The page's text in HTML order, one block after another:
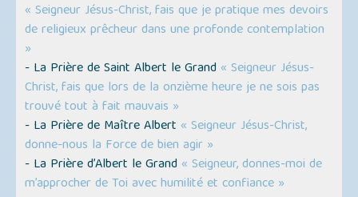
« Seigneur Jésus-Christ, fais que je pratique mes devoirs
de religieux prêcheur dans une profonde contemplation
»
- La Prière de Saint Albert le Grand « Seigneur Jésus-
Christ, fais que lors de la onzième heure je ne sois pas
trouvé tout à fait mauvais »
- La Prière de Maître Albert « Seigneur Jésus-Christ,
donne-nous la Force de bien agir »
- La Prière d’Albert le Grand « Seigneur, donnes-moi de
m’approcher de Toi avec humilité et confiance »